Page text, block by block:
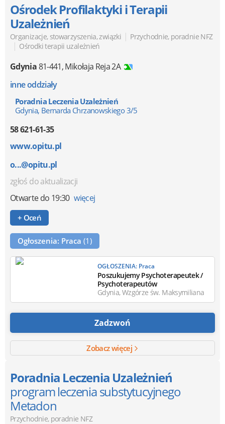
Ośrodek Profilaktyki i Terapii
Uzależnień
Organizacje, stowarzyszenia, związki | Przychodnie, poradnie NFZ
| Ośrodki terapii uzależnień
Gdynia81-441,Mikołaja Reja 2A
inne oddziały
Poradnia Leczenia Uzależnień
Gdynia, Bernarda Chrzanowskiego 3/5
58 621-61-35
www.opitu.pl
o...@opitu.pl
zgłoś do aktualizacji
Otwartedo 19:30 więcej
+ Oceń
Ogłoszenia: Praca (1)
OGŁOSZENIA: Praca
Poszukujemy Psychoterapeutek /
Psychoterapeutów
Gdynia, Wzgórze św. Maksymiliana
Zadzwoń
Zobacz więcej
Poradnia Leczenia Uzależnień
program leczenia substytucyjnego
Metadon
Przychodnie, poradnie NFZ